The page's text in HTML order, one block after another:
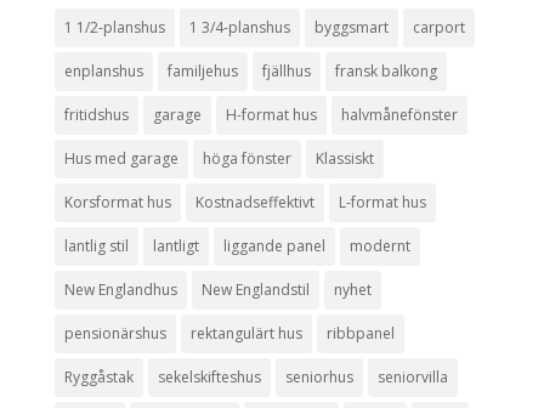
1 1/2-planshus 1 3/4-planshus byggsmart carport
enplanshus familjehus fjällhus fransk balkong
fritidshus garage H-format hus halvmånefönster
Hus med garage höga fönster Klassiskt
Korsformat hus Kostnadseffektivt L-format hus
lantlig stil lantligt liggande panel modernt
New Englandhus New Englandstil nyhet
pensionärshus rektangulärt hus ribbpanel
Ryggåstak sekelskifteshus seniorhus seniorvilla